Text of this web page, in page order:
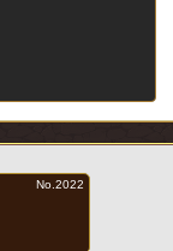
No.2022